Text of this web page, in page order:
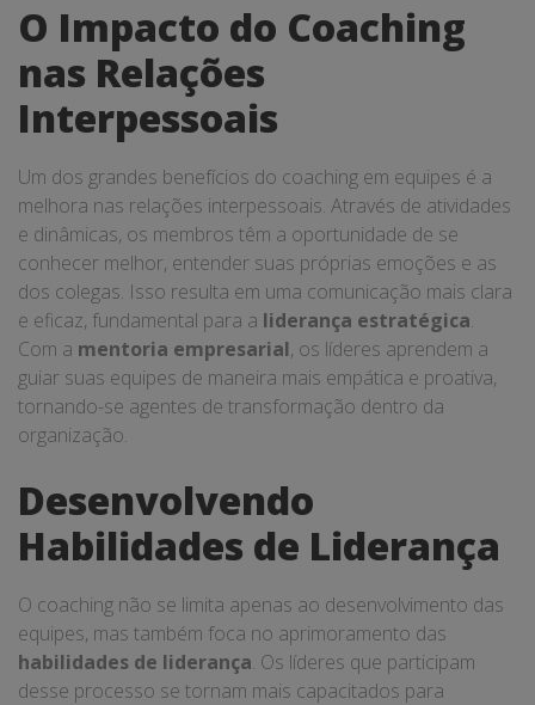
O Impacto do Coaching
nas Relações
Interpessoais
Um dos grandes benefícios do coaching em equipes é a
melhora nas relações interpessoais. Através de atividades
e dinâmicas, os membros têm a oportunidade de se
conhecer melhor, entender suas próprias emoções e as
dos colegas. Isso resulta em uma comunicação mais clara
e eficaz, fundamental para a liderança estratégica.
Com a mentoria empresarial, os líderes aprendem a
guiar suas equipes de maneira mais empática e proativa,
tornando-se agentes de transformação dentro da
organização.
Desenvolvendo
Habilidades de Liderança
O coaching não se limita apenas ao desenvolvimento das
equipes, mas também foca no aprimoramento das
habilidades de liderança. Os líderes que participam
desse processo se tornam mais capacitados para